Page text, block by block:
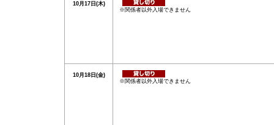
10月17日(木)
※関係者以外入場できません
10月18日(金)
※関係者以外入場できません